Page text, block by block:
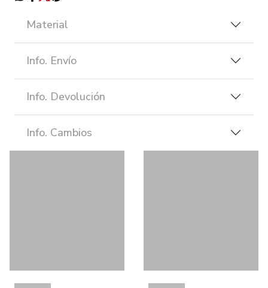
Material
Info. Envío
Info. Devolución
Info. Cambios